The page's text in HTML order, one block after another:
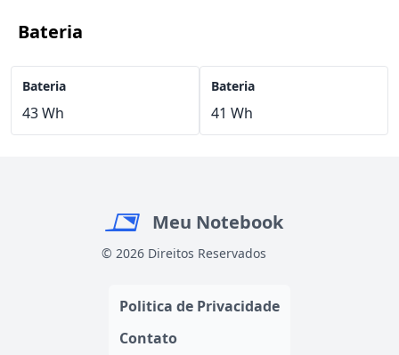
Bateria
Bateria
43 Wh
Bateria
41 Wh
Meu Notebook
© 2026 Direitos Reservados
Politica de Privacidade
Contato